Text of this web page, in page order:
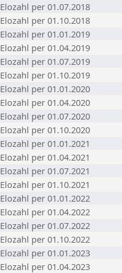
Elozahl per 01.07.2018
Elozahl per 01.10.2018
Elozahl per 01.01.2019
Elozahl per 01.04.2019
Elozahl per 01.07.2019
Elozahl per 01.10.2019
Elozahl per 01.01.2020
Elozahl per 01.04.2020
Elozahl per 01.07.2020
Elozahl per 01.10.2020
Elozahl per 01.01.2021
Elozahl per 01.04.2021
Elozahl per 01.07.2021
Elozahl per 01.10.2021
Elozahl per 01.01.2022
Elozahl per 01.04.2022
Elozahl per 01.07.2022
Elozahl per 01.10.2022
Elozahl per 01.01.2023
Elozahl per 01.04.2023